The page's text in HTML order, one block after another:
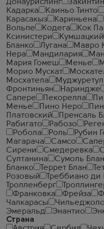
Донаурислинг
Кадарка
Каиньо Тинто
Карасакыз
Кариньена
Вольпе
Кодега Кок
Ксинистери
Кумшацкий
Бланко
Лугана Мавро
Нера
Мандилария
Мария Гомеш
Менье
Морио Мускат
Мосхатела
Фронтиньян
Нариндже
Сапере
Пекорелла
Менье
Пино Неро
Платовский
Пренсаль
Рабигато
Рабозо
Робола
Роль Рубин
Магарача
Самсо
Сирени
Смедеревка
Султанина
Сумоль
Бланко
Террет Блан
Розовый
Треббиано ди
Тролленберг
Франковка
Фрейза
Чалкарасы
Чильеджоло
Эмеральд
Энантио
Страна